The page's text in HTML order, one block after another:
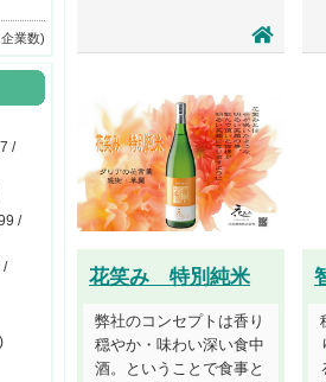
花笑み 特別純米
弊社のコンセプトは香り
穏やか・味わい深い食中
酒。ということで食事と
業数)
/
/